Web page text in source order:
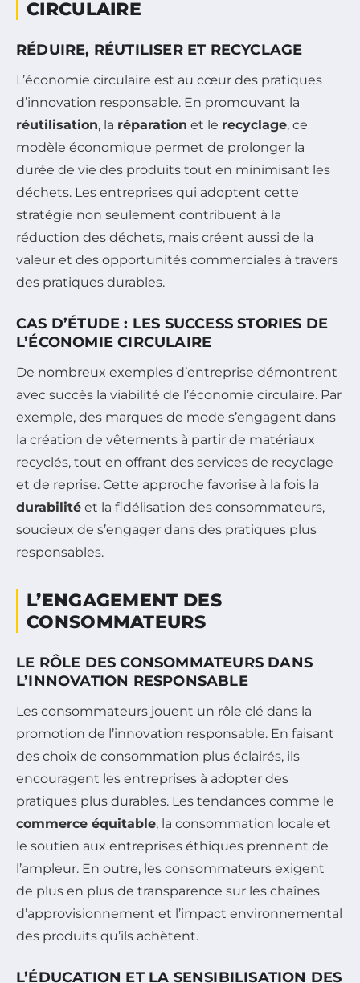
CIRCULAIRE
RÉDUIRE, RÉUTILISER ET RECYCLAGE
L’économie circulaire est au cœur des pratiques
d’innovation responsable. En promouvant la
réutilisation, la réparation et le recyclage, ce
modèle économique permet de prolonger la
durée de vie des produits tout en minimisant les
déchets. Les entreprises qui adoptent cette
stratégie non seulement contribuent à la
réduction des déchets, mais créent aussi de la
valeur et des opportunités commerciales à travers
des pratiques durables.
CAS D’ÉTUDE : LES SUCCESS STORIES DE
L’ÉCONOMIE CIRCULAIRE
De nombreux exemples d’entreprise démontrent
avec succès la viabilité de l’économie circulaire. Par
exemple, des marques de mode s’engagent dans
la création de vêtements à partir de matériaux
recyclés, tout en offrant des services de recyclage
et de reprise. Cette approche favorise à la fois la
durabilité et la fidélisation des consommateurs,
soucieux de s’engager dans des pratiques plus
responsables.
L’ENGAGEMENT DES
CONSOMMATEURS
LE RÔLE DES CONSOMMATEURS DANS
L’INNOVATION RESPONSABLE
Les consommateurs jouent un rôle clé dans la
promotion de l’innovation responsable. En faisant
des choix de consommation plus éclairés, ils
encouragent les entreprises à adopter des
pratiques plus durables. Les tendances comme le
commerce équitable, la consommation locale et
le soutien aux entreprises éthiques prennent de
l’ampleur. En outre, les consommateurs exigent
de plus en plus de transparence sur les chaînes
d’approvisionnement et l’impact environnemental
des produits qu’ils achètent.
L’ÉDUCATION ET LA SENSIBILISATION DES